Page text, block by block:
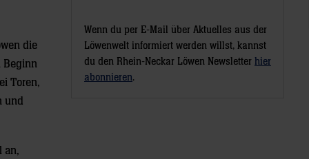
die
Beginn
Toren,
und
an,
Wenn du per E-Mail über Aktuelles aus der
Löwenwelt informiert werden willst, kannst
du den Rhein-Neckar Löwen Newsletter hier
abonnieren.